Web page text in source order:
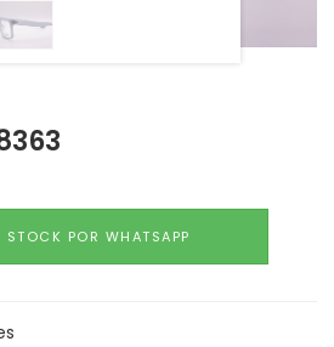
STOCK POR WHATSAPP